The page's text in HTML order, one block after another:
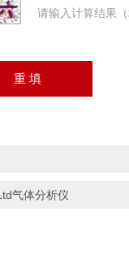
请输入计算结果
气体分析仪